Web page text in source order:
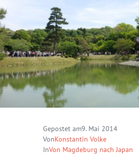
Gepostet am9. Mai 2014
VonKonstantin Volke
InVon Magdeburg nach Japan